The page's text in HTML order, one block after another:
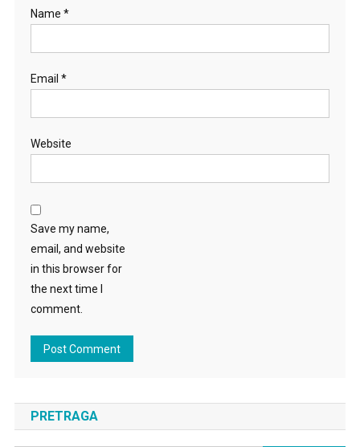
Name *
Email *
Website
Save my name,
email, and website
in this browser for
the next time I
comment.
PRETRAGA